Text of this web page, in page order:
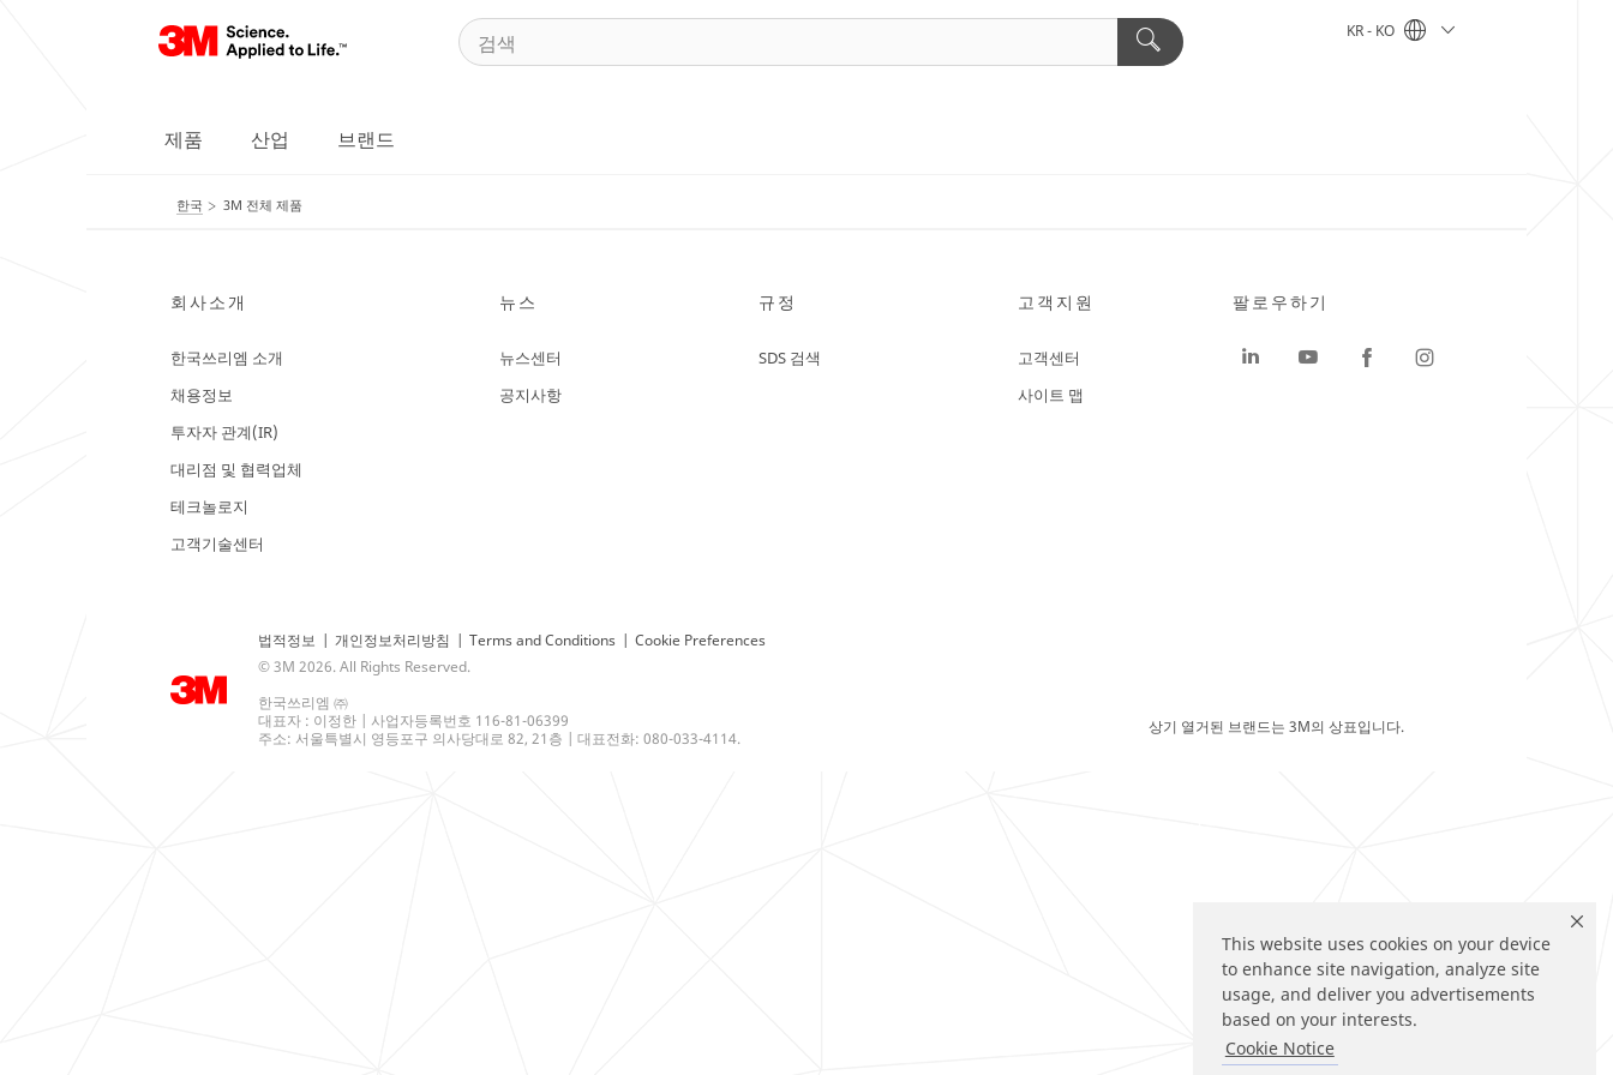
This website uses cookies on your device
to enhance site navigation, analyze site
usage, and deliver you advertisements
based on your interests.
Cookie Notice
KR - KO
제품 산업 브랜드
한국 3M 전체 제품
회사소개
한국쓰리엠 소개
채용정보
투자자 관계(IR)
대리점 및 협력업체
테크놀로지
고객기술센터
뉴스
뉴스센터
공지사항
규정
SDS 검색
고객지원
고객센터
사이트 맵
법적정보 | 개인정보처리방침 | Terms and Conditions | Cookie Preferences
© 3M 2026. All Rights Reserved.
한국쓰리엠 ㈜
대표자 : 이정한 | 사업자등록번호 116-81-06399
주소: 서울특별시 영등포구 의사당대로 82, 21층 | 대표전화: 080-033-4114.
팔로우하기
상기 열거된 브랜드는 3M의 상표입니다.